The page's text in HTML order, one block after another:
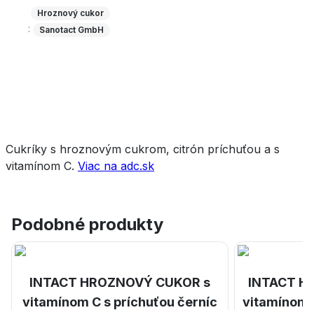
Hroznový cukor
: Sanotact GmbH
Cukríky s hroznovým cukrom, citrón príchuťou a s
vitamínom C. Viac na adc.sk
Podobné produkty
INTACT HROZNOVÝ CUKOR s
vitamínom C s príchuťou černíc
INTACT
vitamínom